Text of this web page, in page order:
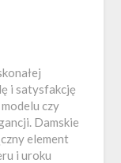
i satysfakcję
czy
Damskie
element
i uroku